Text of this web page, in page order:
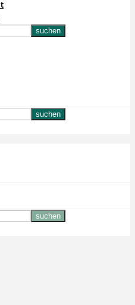
suchen
suchen
suchen